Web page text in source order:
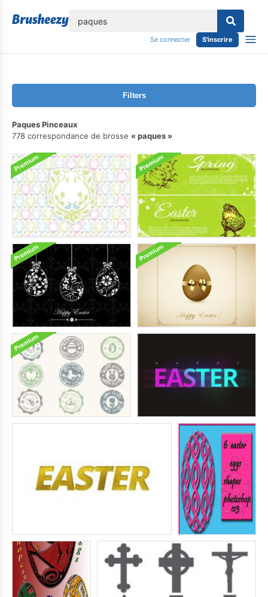
Se connecter S'inscrire
Filters
Paques Pinceaux
778 correspondance de brosse
paques